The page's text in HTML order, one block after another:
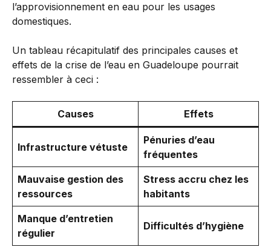
l’approvisionnement en eau pour les usages
domestiques.
Un tableau récapitulatif des principales causes et
effets de la crise de l’eau en Guadeloupe pourrait
ressembler à ceci :
Causes Effets
Infrastructure vétuste
Pénuries d’eau
fréquentes
Mauvaise gestion des
ressources
Stress accru chez les
habitants
Manque d’entretien
régulier
Difficultés d’hygiène